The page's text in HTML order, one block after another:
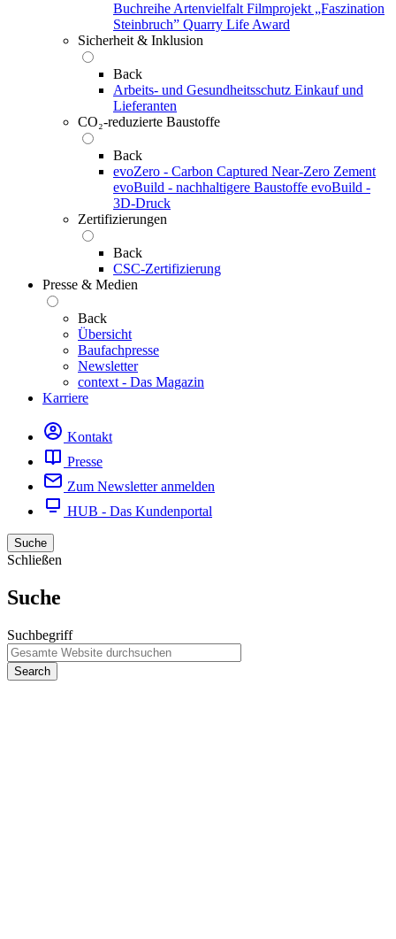
Buchreihe Artenvielfalt Filmprojekt „Faszination
Steinbruch” Quarry Life Award
Sicherheit & Inklusion
Back
Arbeits- und Gesundheitsschutz Einkauf und
Lieferanten
CO₂-reduzierte Baustoffe
Back
evoZero - Carbon Captured Near-Zero Zement
evoBuild - nachhaltigere Baustoffe evoBuild -
3D-Druck
Zertifizierungen
Back
CSC-Zertifizierung
Presse & Medien
Back
Übersicht
Baufachpresse
Newsletter
context - Das Magazin
Karriere
Kontakt
Presse
Zum Newsletter anmelden
HUB - Das Kundenportal
Suche
Schließen
Suche
Suchbegriff